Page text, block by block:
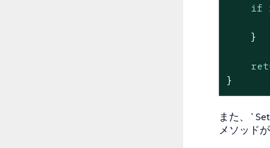
if
    }
}
また、
メソッド